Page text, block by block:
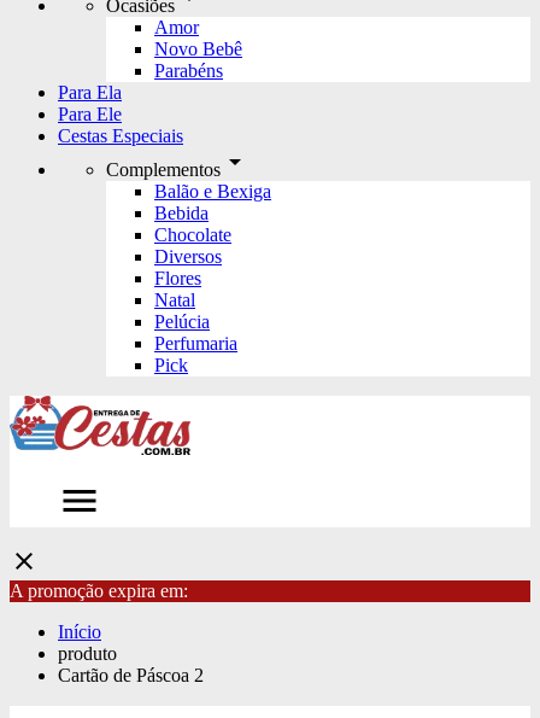
Ocasiões
Amor
Novo Bebê
Parabéns
Para Ela
Para Ele
Cestas Especiais
Complementos arrow_drop_down
Balão e Bexiga
Bebida
Chocolate
Diversos
Flores
Natal
Pelúcia
Perfumaria
Pick
menu
close
A promoção expira em:
Início
produto
Cartão de Páscoa 2